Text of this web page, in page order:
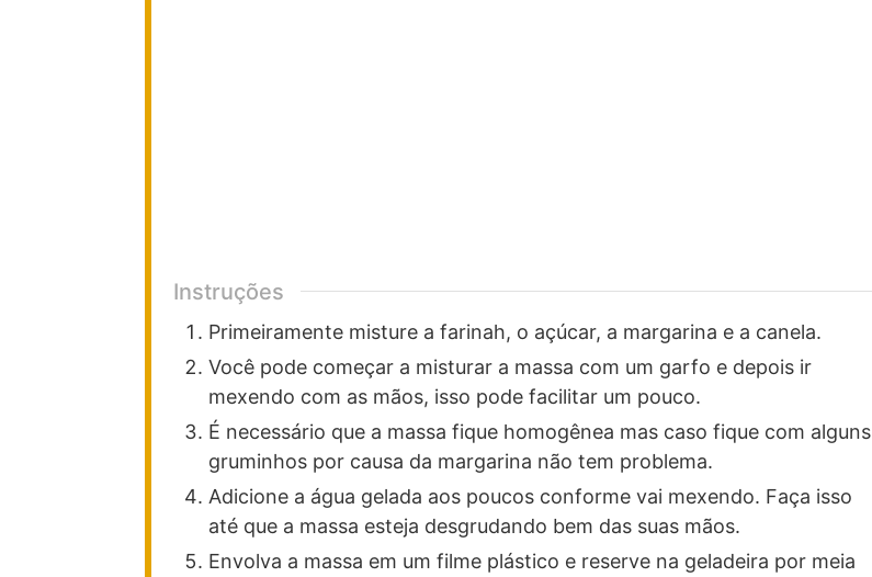
Instruções
Primeiramente misture a farinah, o açúcar, a margarina e a canela.
Você pode começar a misturar a massa com um garfo e depois ir
mexendo com as mãos, isso pode facilitar um pouco.
É necessário que a massa fique homogênea mas caso fique com alguns
gruminhos por causa da margarina não tem problema.
Adicione a água gelada aos poucos conforme vai mexendo. Faça isso
até que a massa esteja desgrudando bem das suas mãos.
Envolva a massa em um filme plástico e reserve na geladeira por meia